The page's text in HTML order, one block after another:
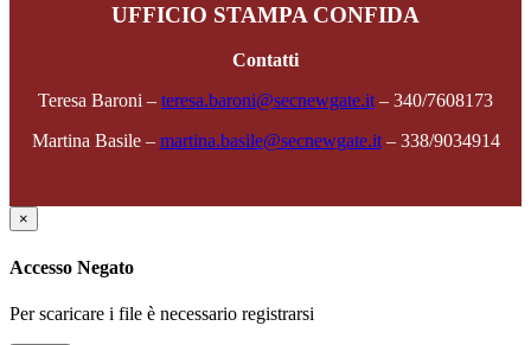
UFFICIO STAMPA CONFIDA
Contatti
Teresa Baroni – teresa.baroni@secnewgate.it– 340/7608173
Martina Basile – martina.basile@secnewgate.it– 338/9034914
×
Accesso Negato
Per scaricare i file è necessario registrarsi